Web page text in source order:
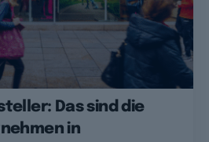
Das sind die
in